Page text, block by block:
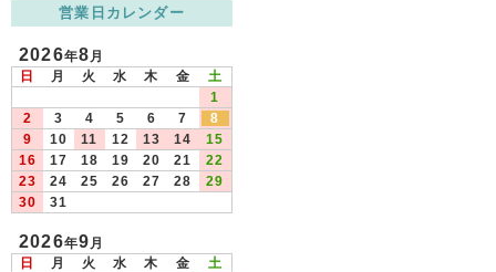
営業日カレンダー
2026年8月
日
月 火 水 木 金
土
1
2
3 4 5 6 7
8
9
10 11 12 13 14
15
16
17 18 19 20 21
22
23
24 25 26 27 28
29
30
31
2026年9月
日
月 火 水 木 金
土